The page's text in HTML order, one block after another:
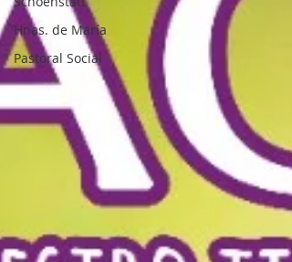
Hnas. de María
Pastoral Social